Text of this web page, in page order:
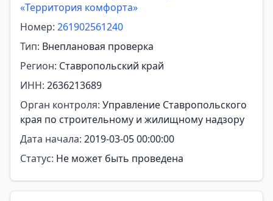
«Территория комфорта»
Номер: 261902561240
Тип: Внеплановая проверка
Регион: Ставропольский край
ИНН: 2636213689
Орган контроля: Управление Ставропольского
края по строительному и жилищному надзору
Дата начала: 2019-03-05 00:00:00
Статус: Не может быть проведена